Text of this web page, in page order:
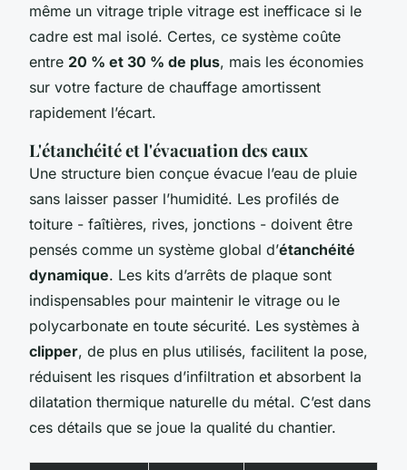
même un vitrage triple vitrage est inefficace si le
cadre est mal isolé. Certes, ce système coûte
entre 20 % et 30 % de plus, mais les économies
sur votre facture de chauffage amortissent
rapidement l’écart.
L'étanchéité et l'évacuation des eaux
Une structure bien conçue évacue l’eau de pluie
sans laisser passer l’humidité. Les profilés de
toiture - faîtières, rives, jonctions - doivent être
pensés comme un système global d’étanchéité
dynamique. Les kits d’arrêts de plaque sont
indispensables pour maintenir le vitrage ou le
polycarbonate en toute sécurité. Les systèmes à
clipper, de plus en plus utilisés, facilitent la pose,
réduisent les risques d’infiltration et absorbent la
dilatation thermique naturelle du métal. C’est dans
ces détails que se joue la qualité du chantier.